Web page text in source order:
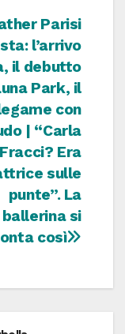
Parisi
l’arrivo
il debutto
Park, il
con
| “Carla
Fracci? Era
sulle
punte”. La
ballerina si
così